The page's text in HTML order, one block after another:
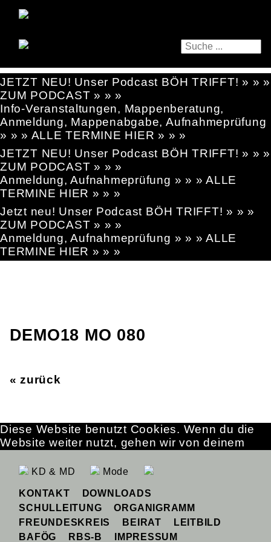
JETZT NEU! Unser Podcast BÖH TRIFFT! » » »
ZUM PODCAST » » »
Info-Veranstaltungen, Mappenberatung,
Anmeldung, Mappenabgabe, Aufnahmeprüfung
» » » ALLE TERMINE HIER » » »
JETZT NEU! Unser Podcast BÖH TRIFFT! » » »
ZUM PODCAST » » »
Anmeldung, Aufnahmeprüfung » » » ALLE
TERMINE HIER » » »
Jetzt neu! Unser Podcast BÖH TRIFFT! » » »
ZUM PODCAST » » »
Anmeldung, Aufnahmeprüfung » » » ALLE
TERMINE HIER » » »
DEMO18 MO 080
« zurück
KD & MD Mode
KONTAKT
DOWNLOADS
SCHULLEITUNG
ORGANIGRAMM
FREUNDESKREIS
BEIRAT
LEITBILD
BAFÖG
RBS-B IMPRESSUM
Diese Website benutzt Cookies. Wenn du die
Website weiter nutzt, gehen wir von deinem